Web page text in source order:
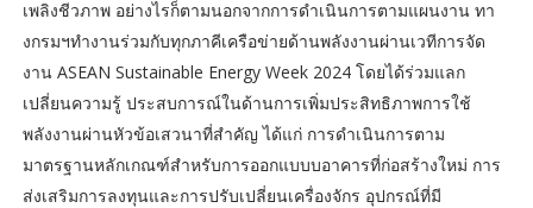
เพลิงชีวภาพ อย่างไรก็ตามนอกจากการดำเนินการตามแผนงาน ทา
งกรมฯทำงานร่วมกับทุกภาคีเครือข่ายด้านพลังงานผ่านเวทีการจัด
งาน ASEAN Sustainable Energy Week 2024 โดยได้ร่วมแลก
เปลี่ยนความรู้ ประสบการณ์ในด้านการเพิ่มประสิทธิภาพการใช้
พลังงานผ่านหัวข้อเสวนาที่สำคัญ ได้แก่ การดำเนินการตาม
มาตรฐานหลักเกณฑ์สำหรับการออกแบบบอาคารที่ก่อสร้างใหม่ การ
ส่งเสริมการลงทุนและการปรับเปลี่ยนเครื่องจักร อุปกรณ์ที่มี